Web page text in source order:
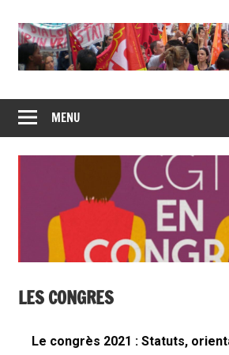
CGT
de
syndicats
CGT
insertion
probation
MENU
LES CONGRES
Le congrès 2021 : Statuts,